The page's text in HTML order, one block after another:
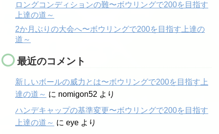
ロングコンディションの難〜ボウリングで200を目指す
上達の道～
2か月ぶりの大会へ〜ボウリングで200を目指す上達の
道～
最近のコメント
新しいボールの威力とは〜ボウリングで200を目指す上
達の道～ に nomigon52 より
ハンデキャップの基準変更〜ボウリングで200を目指す
上達の道～ に eye より